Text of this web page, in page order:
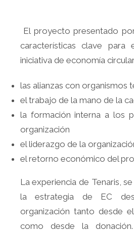
El proyecto presentado
características clave para
iniciativa de economía
las alianzas con organismos
el trabajo de la mano de la
la formación interna a los
organización
el liderazgo de la
el retorno económico del
La experiencia de Tenaris,
la estrategia de EC
organización tanto desde
como desde la